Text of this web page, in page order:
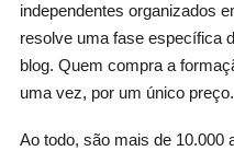
independentes organizados
resolve uma fase específica
blog. Quem compra a
uma vez, por um único preço.
Ao todo, são mais de 10.000